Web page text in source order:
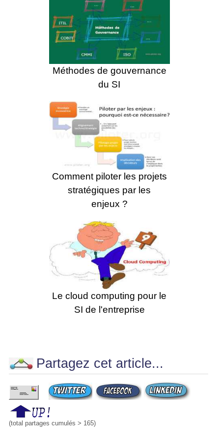
Méthodes de gouvernance
du SI
Comment piloter les projets
stratégiques par les
enjeux ?
Le cloud computing pour le
SI de l'entreprise
Partagez cet article...
(total partages cumulés > 165)